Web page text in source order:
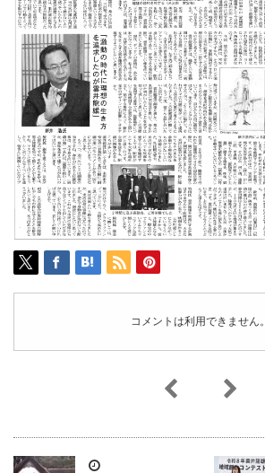
コメントは利用できません。